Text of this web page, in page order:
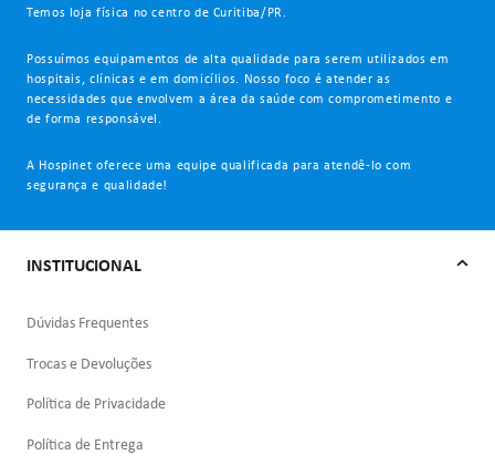
Temos loja física no centro de Curitiba/PR.
Possuímos equipamentos de alta qualidade para serem utilizados em
hospitais, clínicas e em domicílios. Nosso foco é atender as
necessidades que envolvem a área da saúde com comprometimento e
de forma responsável.
A Hospinet oferece uma equipe qualificada para atendê-lo com
segurança e qualidade!
INSTITUCIONAL
Dúvidas Frequentes
Trocas e Devoluções
Política de Privacidade
Política de Entrega